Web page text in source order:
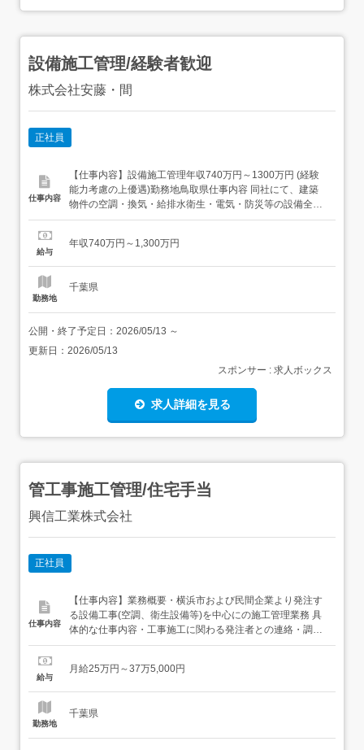
設備施工管理/経験者歓迎
株式会社安藤・間
正社員
仕事内容
【仕事内容】設備施工管理年収740万円～1300万円 (経験
能力考慮の上優遇)勤務地鳥取県仕事内容 同社にて、建築
物件の空調・換気・給排水衛生・電気・防災等の設備全般
における施工管理業務をご担当いただきます。<具体的に
会社への指示・指導等などを中心に、1) 施工計画の作成・
給与
年収740万円～1,300万円
勤務地
千葉県
公開・終了予定日： 2026/05/13 ～
更新日： 2026/05/13
スポンサー : 求人ボックス
求人詳細を見る
管工事施工管理/住宅手当
興信工業株式会社
正社員
仕事内容
【仕事内容】業務概要・横浜市および民間企業より発注す
る設備工事(空調、衛生設備等)を中心にの施工管理業務 具
体的な仕事内容・工事施工に関わる発注者との連絡・調
整・工事施工の安全性・工期・品質の管理・協力工事業者
中で顧客の要望に合わせた対応いただく予定となります。
給与
月給25万円～37万5,000円
勤務地
千葉県